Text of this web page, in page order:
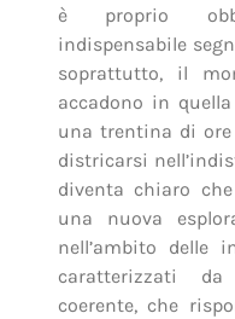
è proprio
indispensabile
soprattutto, il
accadono in
una trentina di ore
districarsi
diventa chiaro che
una nuova
nell’ambito delle
caratterizzati
coerente, che